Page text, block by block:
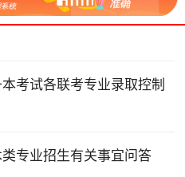
考试各联考专业录取控制
专业招生有关事宜问答